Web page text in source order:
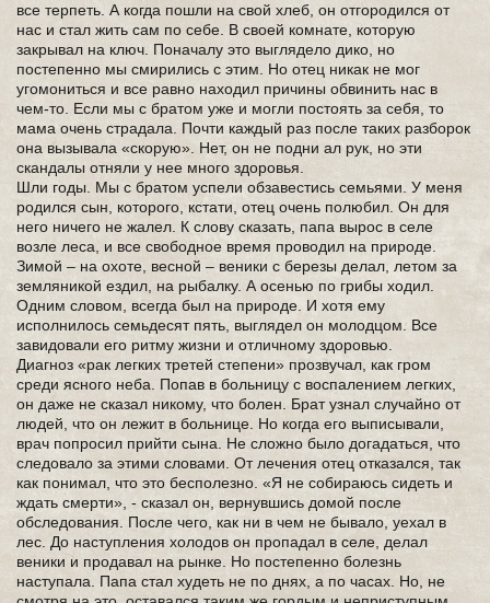
все терпеть. А когда пошли на свой хлеб, он отгородился от
нас и стал жить сам по себе. В своей комнате, которую
закрывал на ключ. Поначалу это выглядело дико, но
постепенно мы смирились с этим. Но отец никак не мог
угомониться и все равно находил причины обвинить нас в
чем-то. Если мы с братом уже и могли постоять за себя, то
мама очень страдала. Почти каждый раз после таких разборок
она вызывала «скорую». Нет, он не подни ал рук, но эти
скандалы отняли у нее много здоровья.
Шли годы. Мы с братом успели обзавестись семьями. У меня
родился сын, которого, кстати, отец очень полюбил. Он для
него ничего не жалел. К слову сказать, папа вырос в селе
возле леса, и все свободное время проводил на природе.
Зимой – на охоте, весной – веники с березы делал, летом за
земляникой ездил, на рыбалку. А осенью по грибы ходил.
Одним словом, всегда был на природе. И хотя ему
исполнилось семьдесят пять, выглядел он молодцом. Все
завидовали его ритму жизни и отличному здоровью.
Диагноз «рак легких третей степени» прозвучал, как гром
среди ясного неба. Попав в больницу с воспалением легких,
он даже не сказал никому, что болен. Брат узнал случайно от
людей, что он лежит в больнице. Но когда его выписывали,
врач попросил прийти сына. Не сложно было догадаться, что
следовало за этими словами. От лечения отец отказался, так
как понимал, что это бесполезно. «Я не собираюсь сидеть и
ждать смерти», - сказал он, вернувшись домой после
обследования. После чего, как ни в чем не бывало, уехал в
лес. До наступления холодов он пропадал в селе, делал
веники и продавал на рынке. Но постепенно болезнь
наступала. Папа стал худеть не по днях, а по часах. Но, не